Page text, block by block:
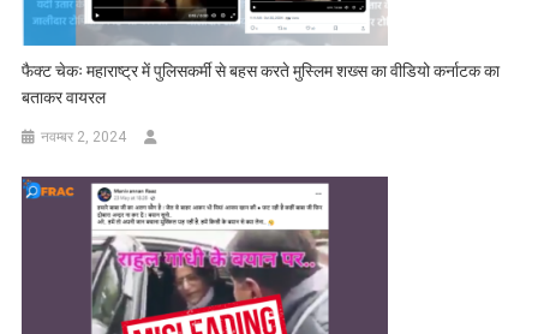
फैक्ट चेकः महाराष्ट्र में पुलिसकर्मी से बहस करते मुस्लिम शख्स का वीडियो कर्नाटक का
बताकर वायरल
नवम्बर 2, 2024